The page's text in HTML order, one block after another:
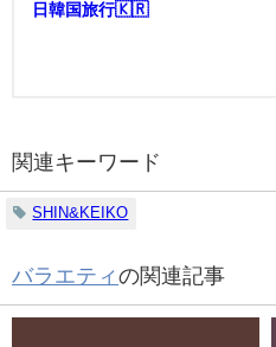
日韓国旅行🇰🇷
関連キーワード
SHIN&KEIKO
バラエティ の関連記事